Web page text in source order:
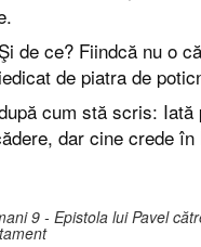
Şi de ce? Fiindcă nu o
de piatra de
cum stă scris:
dar cine crede
9 - Epistola lui Pavel